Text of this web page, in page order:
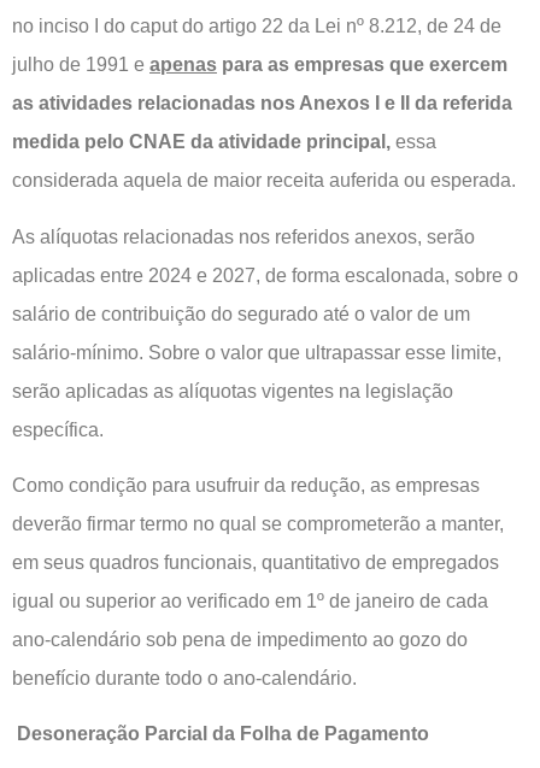
no inciso I do caput do artigo 22 da Lei nº 8.212, de 24 de
julho de 1991 e apenas para as empresas que exercem
as atividades relacionadas nos Anexos I e II da referida
medida pelo CNAE da atividade principal, essa
considerada aquela de maior receita auferida ou esperada.
As alíquotas relacionadas nos referidos anexos, serão
aplicadas entre 2024 e 2027, de forma escalonada, sobre o
salário de contribuição do segurado até o valor de um
salário-mínimo. Sobre o valor que ultrapassar esse limite,
serão aplicadas as alíquotas vigentes na legislação
específica.
Como condição para usufruir da redução, as empresas
deverão firmar termo no qual se comprometerão a manter,
em seus quadros funcionais, quantitativo de empregados
igual ou superior ao verificado em 1º de janeiro de cada
ano-calendário sob pena de impedimento ao gozo do
benefício durante todo o ano-calendário.
Desoneração Parcial da Folha de Pagamento